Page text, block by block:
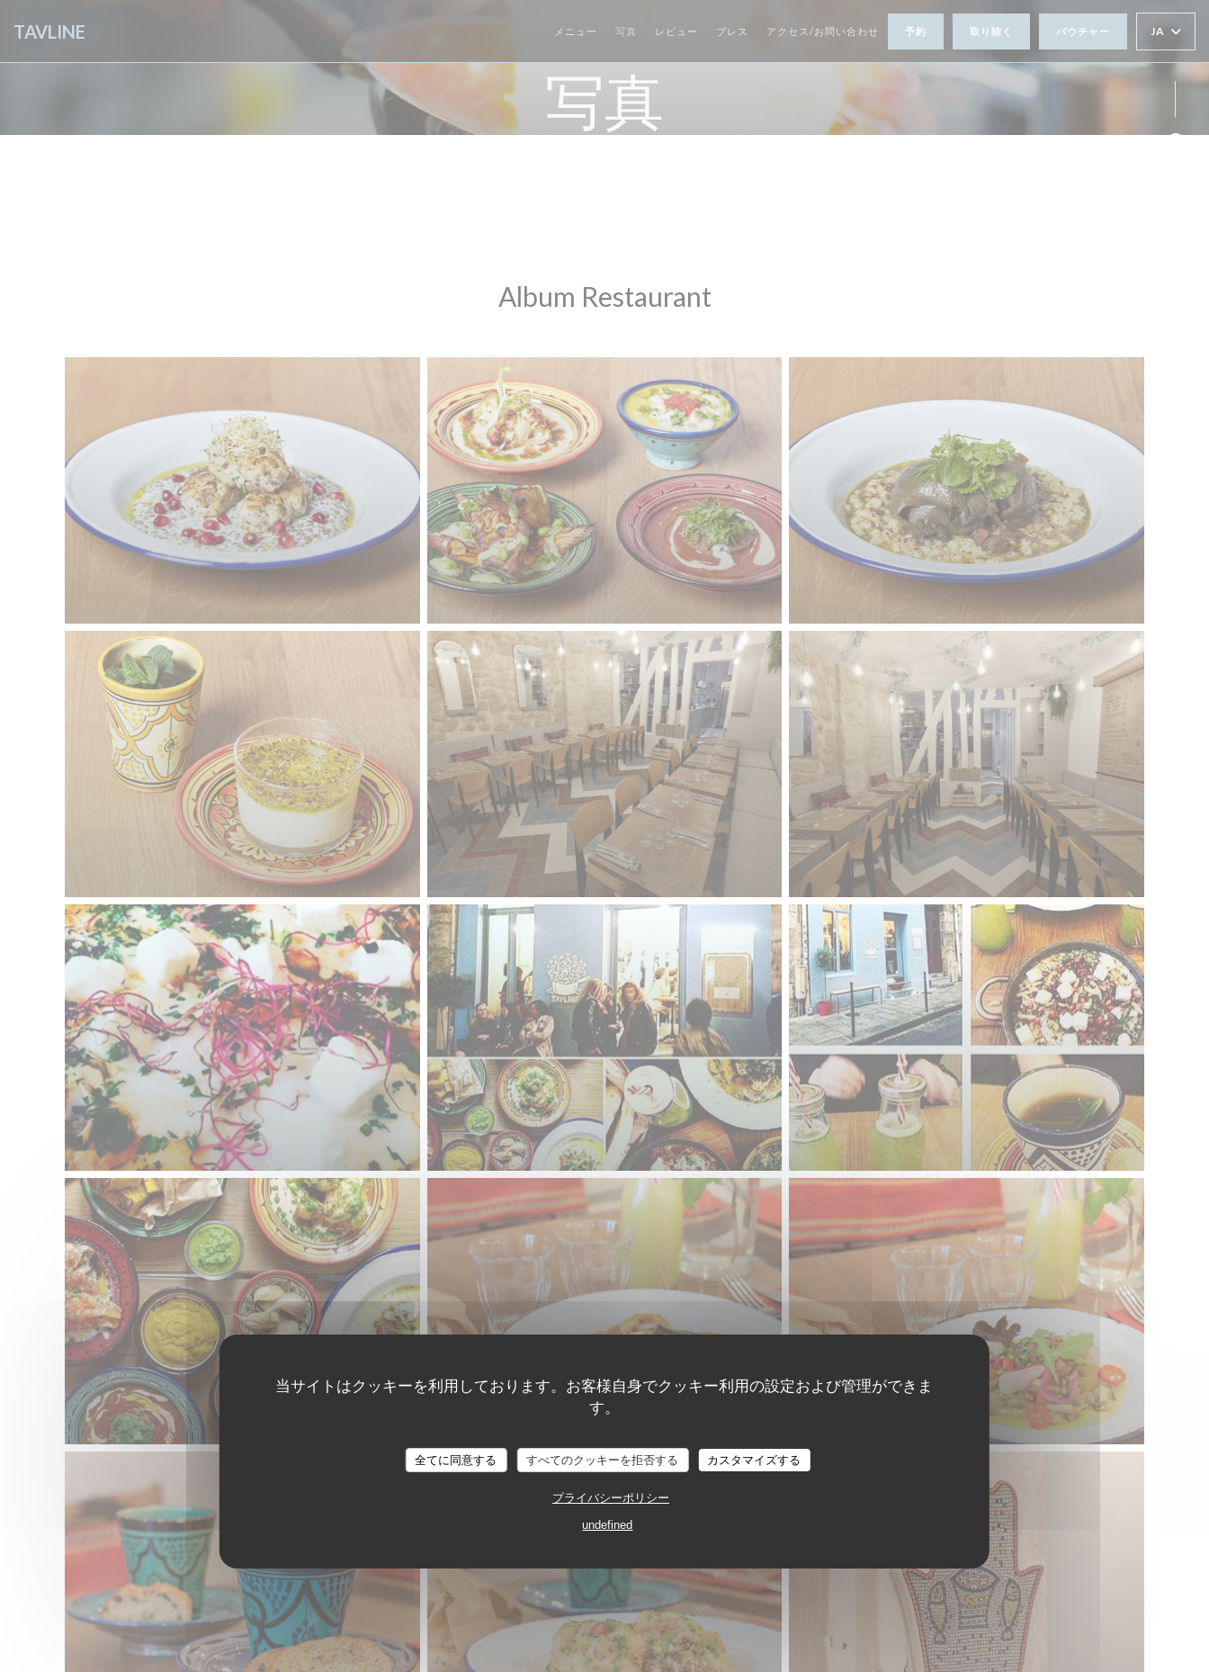
当サイトはクッキーを利用しております。お客様自身でクッキー利用の設定および管理ができま
す。
全てに同意する すべてのクッキーを拒否する カスタマイズする
プライバシーポリシー
undefined
TAVLINE メニュー 写真 レビュー プレス アクセス/お問い合わせ 予約 取り除く バウチャー JA
写真
Album Restaurant
TAVLINE